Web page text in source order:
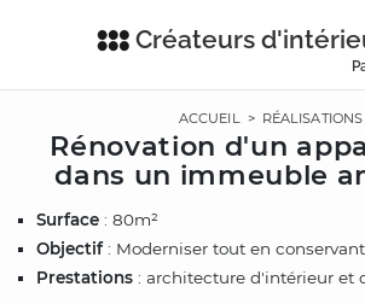
Créateurs
ACCUEIL> RÉALISATIONS
Rénovation d'un
dans un immeuble
Surface : 80m²
Objectif: Moderniser tout en
Prestations : architecture d'intérieur et